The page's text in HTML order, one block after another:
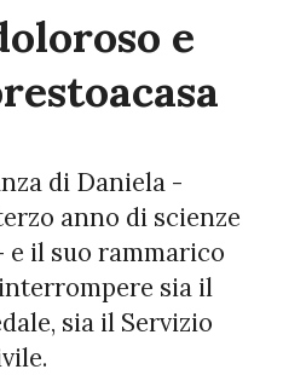
e
di Daniela -
anno di scienze
il suo rammarico
sia il
sia il Servizio